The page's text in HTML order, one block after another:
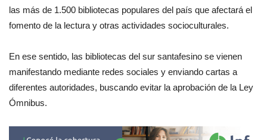
las más de 1.500 bibliotecas populares del país que afectará el
fomento de la lectura y otras actividades socioculturales.
En ese sentido, las bibliotecas del sur santafesino se vienen
manifestando mediante redes sociales y enviando cartas a
diferentes autoridades, buscando evitar la aprobación de la Ley
Ómnibus.